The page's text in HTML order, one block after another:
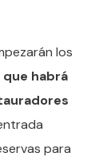
los
habrá
para